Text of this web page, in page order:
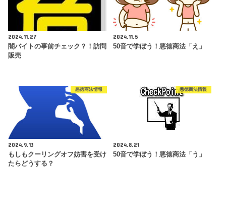
2024.11.27
闇バイトの事前チェック？！訪問
販売
2024.11.5
50音で学ぼう！悪徳商法「え」
悪徳商法情報
2024.9.13
もしもクーリングオフ妨害を受け
たらどうする？
悪徳商法情報
2024.8.21
50音で学ぼう！悪徳商法「う」